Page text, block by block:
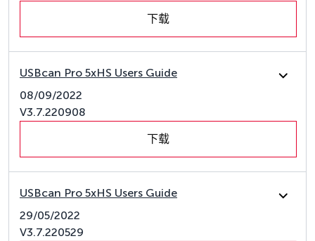
下载
USBcan Pro 5xHS Users Guide
08/09/2022
V3.7.220908
下载
USBcan Pro 5xHS Users Guide
29/05/2022
V3.7.220529